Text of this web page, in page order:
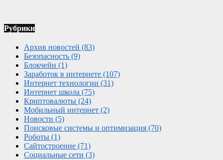
Рубрики
Архив новостей (83)
Безопасность (9)
Блокчейн (1)
Заработок в интернете (107)
Интернет технологии (31)
Интернет школа (75)
Криптовалюты (24)
Мобильный интернет (2)
Новости (5)
Поисковые системы и оптимизация (70)
Роботы (1)
Сайтостроение (71)
Социальные сети (3)